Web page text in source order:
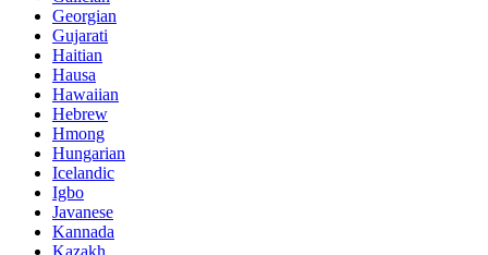
Georgian
Gujarati
Haitian
Hausa
Hawaiian
Hebrew
Hmong
Hungarian
Icelandic
Igbo
Javanese
Kannada